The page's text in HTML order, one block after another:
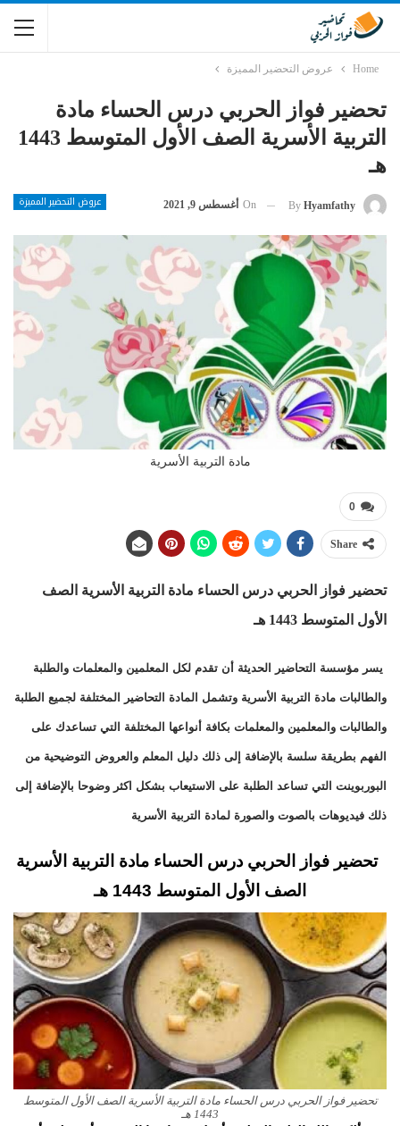
Home عروض التحضير المميزة
تحضير فواز الحربي درس الحساء مادة
التربية الأسرية الصف الأول المتوسط 1443
هـ
عروض التحضير المميزة By Hyamfathy
On أغسطس 9, 2021
مادة التربية الأسرية
0
Share
تحضير فواز الحربي درس الحساء مادة التربية الأسرية الصف
الأول المتوسط 1443 هـ
يسر مؤسسة التحاضير الحديثة أن تقدم لكل المعلمين والمعلمات والطلبة
والطالبات مادة التربية الأسرية وتشمل المادة التحاضير المختلفة لجميع الطلبة
والطالبات والمعلمين والمعلمات بكافة أنواعها المختلفة التي تساعدك على
الفهم بطريقة سلسة بالإضافة إلى ذلك دليل المعلم والعروض التوضيحية من
البوربوينت التي تساعد الطلبة على الاستيعاب بشكل اكثر وضوحا بالإضافة إلى
ذلك فيديوهات بالصوت والصورة لمادة التربية الأسرية
تحضير فواز الحربي درس الحساء مادة التربية الأسرية
الصف الأول المتوسط 1443 هـ
تحضير فواز الحربي درس الحساء مادة التربية الأسرية الصف الأول المتوسط
1443 هـ